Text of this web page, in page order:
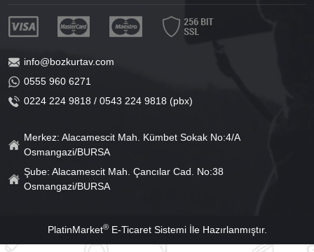
info@bozkurtav.com
0555 960 6271
0224 224 9818 / 0543 224 9818 (pbx)
Merkez: Alacamescit Mah. Kümbet Sokak No:4/A
Osmangazi/BURSA
Şube: Alacamescit Mah. Çancılar Cad. No:38
Osmangazi/BURSA
PlatinMarket®E-Ticaret Sistemiİle Hazırlanmıştır.